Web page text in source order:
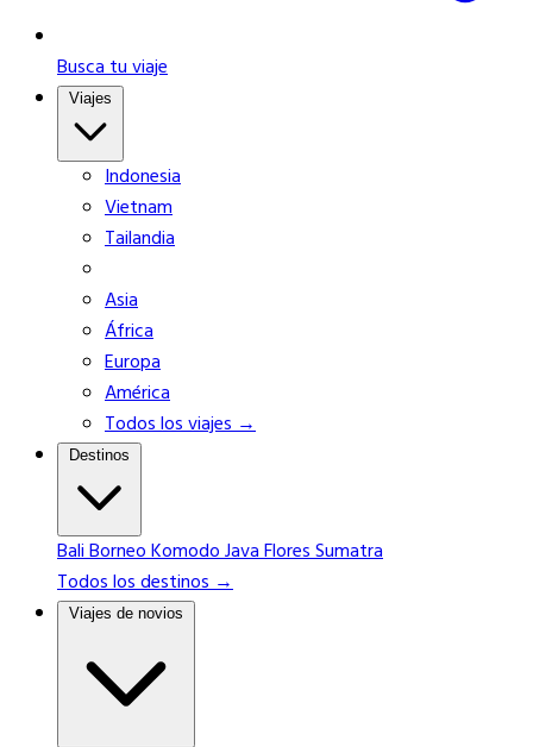
Busca tu viaje
Indonesia
Vietnam
Tailandia
Asia
África
Europa
América
Todos los viajes →
Destinos
BaliBorneoKomodoJavaFloresSumatra
Todos los destinos →
Viajes de novios